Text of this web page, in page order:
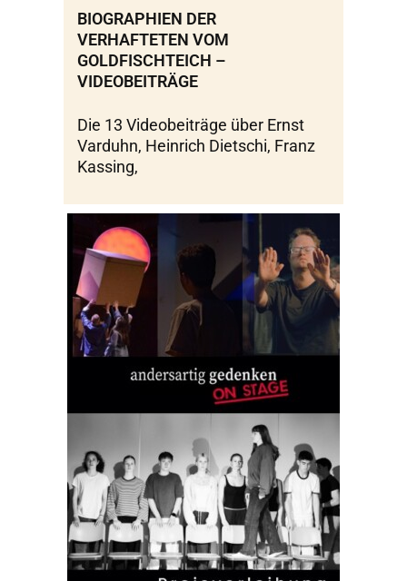
BIOGRAPHIEN DER
VERHAFTETEN VOM
GOLDFISCHTEICH –
VIDEOBEITRÄGE
Die 13 Videobeiträge über Ernst
Varduhn, Heinrich Dietschi, Franz
Kassing,